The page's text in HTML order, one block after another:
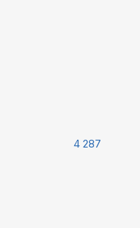
4 287